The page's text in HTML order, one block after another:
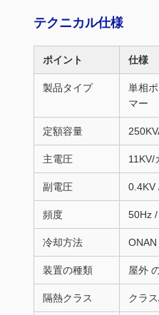
テクニカル仕様
ポイント 仕様
製品タイプ
単相
マー
定額容量
主電圧 11KV/
副電圧 0.4KV
頻度 50Hz
冷却方法
装置の種類 屋外
隔熱クラス クラ